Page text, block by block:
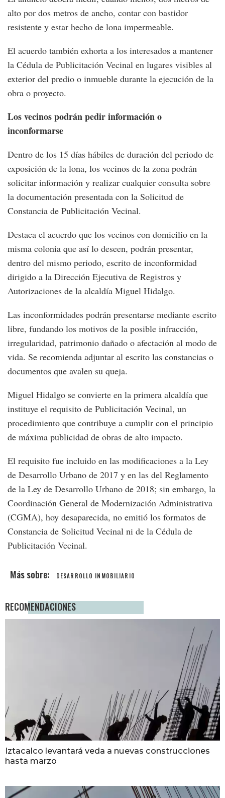
alto por dos metros de ancho, contar con bastidor
resistente y estar hecho de lona impermeable.
El acuerdo también exhorta a los interesados a mantener
la Cédula de Publicitación Vecinal en lugares visibles al
exterior del predio o inmueble durante la ejecución de la
obra o proyecto.
Los vecinos podrán pedir información o
inconformarse
Dentro de los 15 días hábiles de duración del periodo de
exposición de la lona, los vecinos de la zona podrán
solicitar información y realizar cualquier consulta sobre
la documentación presentada con la Solicitud de
Constancia de Publicitación Vecinal.
Destaca el acuerdo que los vecinos con domicilio en la
misma colonia que así lo deseen, podrán presentar,
dentro del mismo periodo, escrito de inconformidad
dirigido a la Dirección Ejecutiva de Registros y
Autorizaciones de la alcaldía Miguel Hidalgo.
Las inconformidades podrán presentarse mediante escrito
libre, fundando los motivos de la posible infracción,
irregularidad, patrimonio dañado o afectación al modo de
vida. Se recomienda adjuntar al escrito las constancias o
documentos que avalen su queja.
Miguel Hidalgo se convierte en la primera alcaldía que
instituye el requisito de Publicitación Vecinal, un
procedimiento que contribuye a cumplir con el principio
de máxima publicidad de obras de alto impacto.
El requisito fue incluido en las modificaciones a la Ley
de Desarrollo Urbano de 2017 y en las del Reglamento
de la Ley de Desarrollo Urbano de 2018; sin embargo, la
Coordinación General de Modernización Administrativa
(CGMA), hoy desaparecida, no emitió los formatos de
Constancia de Solicitud Vecinal ni de la Cédula de
Publicitación Vecinal.
DESARROLLO INMOBILIARIO
RECOMENDACIONES
Iztacalco levantará veda a nuevas construcciones
hasta marzo